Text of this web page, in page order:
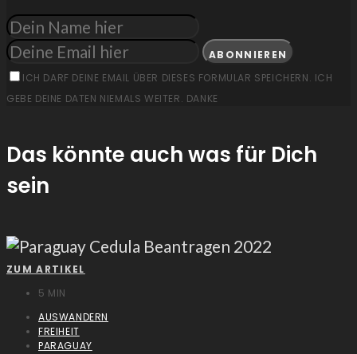
ABONNIEREN
ICH DARF DEINE EMAIL ÜBER DIESES FORMULAR SPEICHERN. ICH
GEBE DEINE DATEN NIEMALS WEITER. DANKE
Das könnte auch was für Dich
sein
ZUM ARTIKEL
5 MIN
AUSWANDERN
FREIHEIT
PARAGUAY